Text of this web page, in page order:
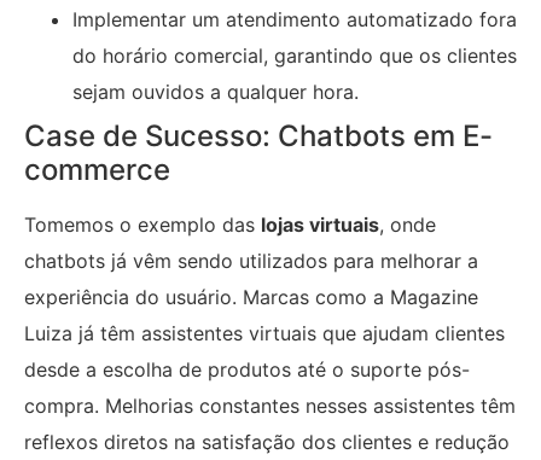
Implementar um atendimento automatizado fora
do horário comercial, garantindo que os clientes
sejam ouvidos a qualquer hora.
Case de Sucesso: Chatbots em E-
commerce
Tomemos o exemplo das lojas virtuais, onde
chatbots já vêm sendo utilizados para melhorar a
experiência do usuário. Marcas como a Magazine
Luiza já têm assistentes virtuais que ajudam clientes
desde a escolha de produtos até o suporte pós-
compra. Melhorias constantes nesses assistentes têm
reflexos diretos na satisfação dos clientes e redução